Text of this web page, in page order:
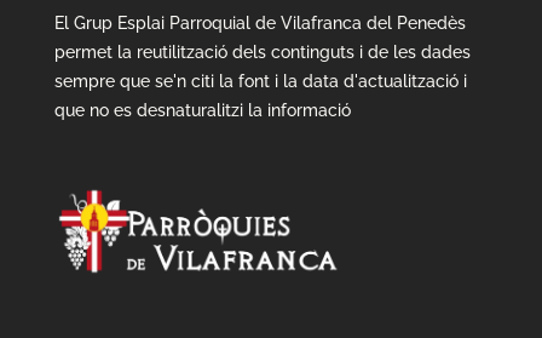
El Grup Esplai Parroquial de Vilafranca del Penedès
permet la reutilització dels continguts i de les dades
sempre que se'n citi la font i la data d'actualització i
que no es desnaturalitzi la informació